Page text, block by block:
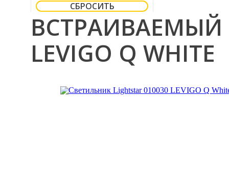
СБРОСИТЬ
ВСТРАИВАЕМЫЙ
LEVIGO Q WHITE